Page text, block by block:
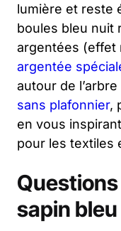
lumière et reste
boules bleu nuit
argentées (effet
argentée
autour de
sans plafonnier,
en vous
pour les textiles
sapin